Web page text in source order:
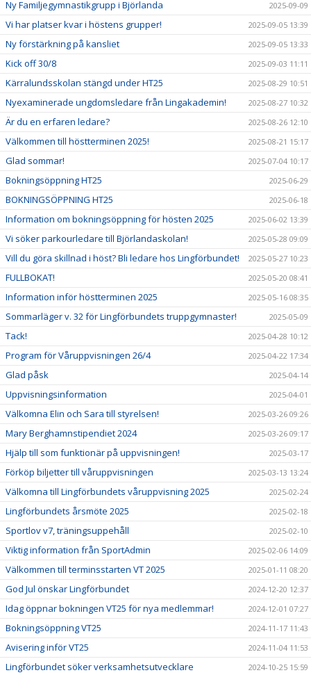
Ny Familjegymnastikgrupp i Björlanda 2025-09-09
Vi har platser kvar i höstens grupper! 2025-09-05 13:39
Ny förstärkning på kansliet 2025-09-05 13:33
Kick off 30/8 2025-09-03 11:11
Kärralundsskolan stängd under HT25 2025-08-29 10:51
Nyexaminerade ungdomsledare från Lingakademin! 2025-08-27 10:32
Är du en erfaren ledare? 2025-08-26 12:10
Välkommen till höstterminen 2025! 2025-08-21 15:17
Glad sommar! 2025-07-04 10:17
Bokningsöppning HT25 2025-06-29
BOKNINGSÖPPNING HT25 2025-06-18
Information om bokningsöppning för hösten 2025 2025-06-02 13:39
Vi söker parkourledare till Björlandaskolan! 2025-05-28 09:09
Vill du göra skillnad i höst? Bli ledare hos Lingförbundet! 2025-05-27 10:23
FULLBOKAT! 2025-05-20 08:41
Information inför höstterminen 2025 2025-05-16 08:35
Sommarläger v. 32 för Lingförbundets truppgymnaster! 2025-05-09
Tack! 2025-04-28 10:12
Program för Våruppvisningen 26/4 2025-04-22 17:34
Glad påsk 2025-04-14
Uppvisningsinformation 2025-04-01
Välkomna Elin och Sara till styrelsen! 2025-03-26 09:26
Mary Berghamnstipendiet 2024 2025-03-26 09:17
Hjälp till som funktionär på uppvisningen! 2025-03-17
Förköp biljetter till våruppvisningen 2025-03-13 13:24
Välkomna till Lingförbundets våruppvisning 2025 2025-02-24
Lingförbundets årsmöte 2025 2025-02-18
Sportlov v7, träningsuppehåll 2025-02-10
Viktig information från SportAdmin 2025-02-06 14:09
Välkommen till terminsstarten VT 2025 2025-01-11 08:20
God Jul önskar Lingförbundet 2024-12-20 12:37
Idag öppnar bokningen VT25 för nya medlemmar! 2024-12-01 07:27
Bokningsöppning VT25 2024-11-17 11:43
Avisering inför VT25 2024-11-04 11:53
Lingförbundet söker verksamhetsutvecklare 2024-10-25 15:59